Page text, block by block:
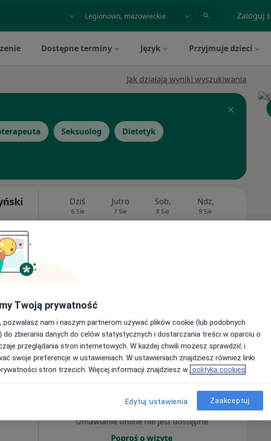
Zaloguj
Dostępne terminy Język Przyjmuje dzieci
Jak działają wyniki wyszukiwania
Seksuolog Dietetyk
•Mapa
380 zł
Dziś
6 Sie
Jutro
7 Sie
Sob,
8 Sie
Ndz,
9 Sie
Sob, Ndz, Pon,
Umawianie online nie jest dostępne
Poproś o wizytę
Twoją prywatność
pozwalasz nam i naszym partnerom używać plików cookie (lub podobnych
do zbierania danych do celów statystycznych i dostarczania treści w oparciu o
przeglądania stron internetowych. W każdej chwili możesz sprawdzić i
swoje preferencje w ustawieniach. W ustawieniach znajdziesz również linki
stron trzecich. Więcej informacji znajdziesz w polityka cookies
Edytuj ustawienia Zaakceptuj